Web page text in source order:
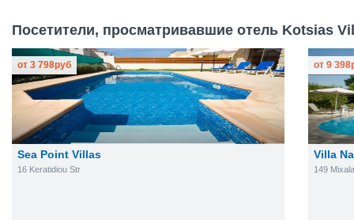
Посетители, просматривавшие отель Kotsias
Sea Point Villas
16 Keratidiou Str
от 3 798руб
Villa
149
от 9 398